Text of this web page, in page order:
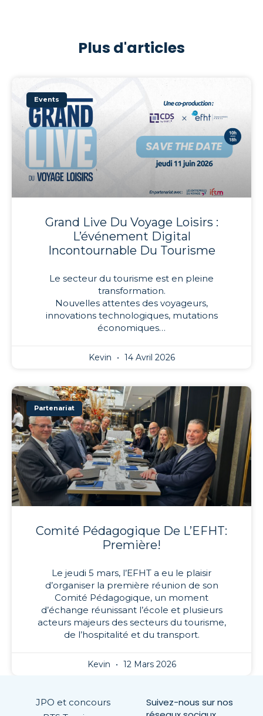
Plus d'articles
Events
Grand Live Du Voyage Loisirs :
L’événement Digital
Incontournable Du Tourisme
Le secteur du tourisme est en pleine
transformation.
Nouvelles attentes des voyageurs,
innovations technologiques, mutations
économiques…
Kevin 14 Avril 2026
Partenariat
Comité Pédagogique De L’EFHT:
Première!
Le jeudi 5 mars, l’EFHT a eu le plaisir
d’organiser la première réunion de son
Comité Pédagogique, un moment
d’échange réunissant l’école et plusieurs
acteurs majeurs des secteurs du tourisme,
de l’hospitalité et du transport.
Kevin 12 Mars 2026
JPO et concours
Suivez-nous sur nos